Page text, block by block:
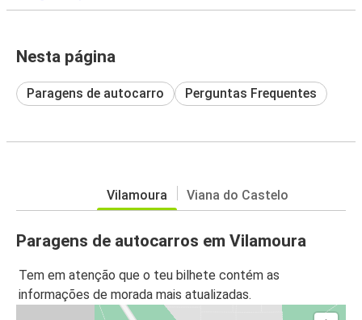
Nesta página
Paragens de autocarro Perguntas Frequentes
Vilamoura Viana do Castelo
Paragens de autocarros em Vilamoura
Tem em atenção que o teu bilhete contém as
informações de morada mais atualizadas.